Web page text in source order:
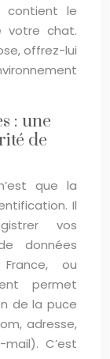
contient le
votre chat.
offrez-lui
: une
de
que la
Il
vos
données
ou
permet
de la puce
adresse,
C’est